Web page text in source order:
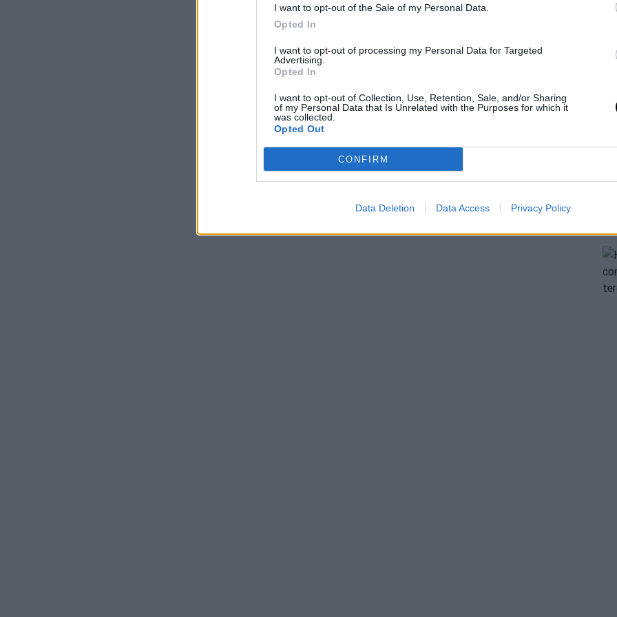
I want to opt-out of the Sale of my Personal Data.
Opted In
I want to opt-out of processing my Personal Data for Targeted
Advertising.
Opted In
I want to opt-out of Collection, Use, Retention, Sale, and/or Sharing
of my Personal Data that Is Unrelated with the Purposes for which it
was collected.
Opted Out
CONFIRM
Data Deletion Data Access Privacy Policy